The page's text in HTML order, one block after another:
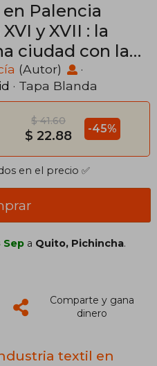
Palencia
y XVII : la
ciudad con la
(Autor)
·
· Tapa Blanda
$ 41.60
$ 22.88 -45%
en el precio ✅
Sep a Quito, Pichincha.
Comparte y gana
dinero
textil en